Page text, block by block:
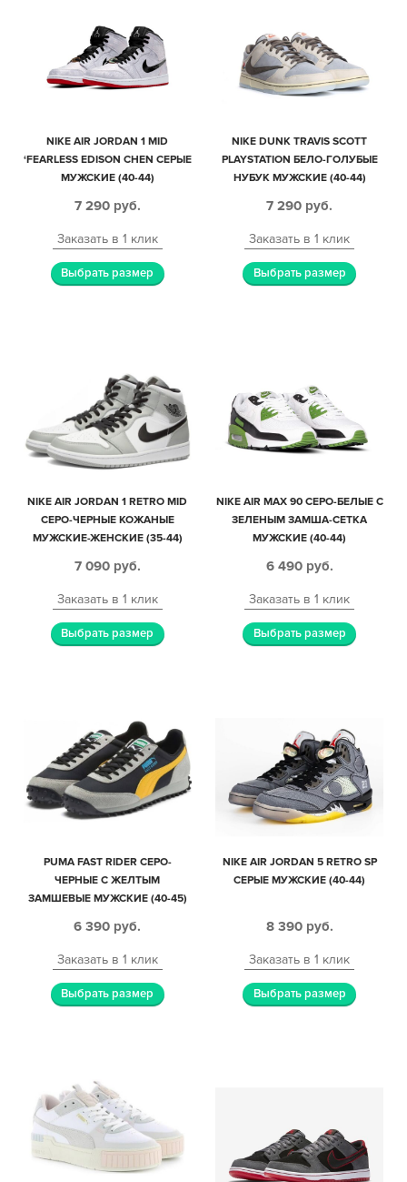
NIKE AIR JORDAN 1 MID
‘FEARLESS EDISON CHEN СЕРЫЕ
МУЖСКИЕ (40-44)
7 290 руб.
Заказать в 1 клик
Выбрать размер
NIKE DUNK TRAVIS SCOTT
PLAYSTATION БЕЛО-ГОЛУБЫЕ
НУБУК МУЖСКИЕ (40-44)
7 290 руб.
Заказать в 1 клик
Выбрать размер
NIKE AIR JORDAN 1 RETRO MID
СЕРО-ЧЕРНЫЕ КОЖАНЫЕ
МУЖСКИЕ-ЖЕНСКИЕ (35-44)
7 090 руб.
Заказать в 1 клик
Выбрать размер
NIKE AIR MAX 90 СЕРО-БЕЛЫЕ С
ЗЕЛЕНЫМ ЗАМША-СЕТКА
МУЖСКИЕ (40-44)
6 490 руб.
Заказать в 1 клик
Выбрать размер
PUMA FAST RIDER СЕРО-
ЧЕРНЫЕ С ЖЕЛТЫМ
ЗАМШЕВЫЕ МУЖСКИЕ (40-45)
6 390 руб.
Заказать в 1 клик
Выбрать размер
NIKE AIR JORDAN 5 RETRO SP
СЕРЫЕ МУЖСКИЕ (40-44)
8 390 руб.
Заказать в 1 клик
Выбрать размер